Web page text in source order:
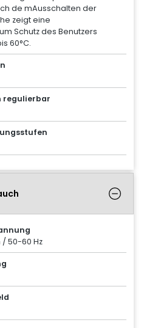
de mAusschalten der
zeigt eine
Schutz des Benutzers
60°C.
regulierbar
/ 50-60 Hz